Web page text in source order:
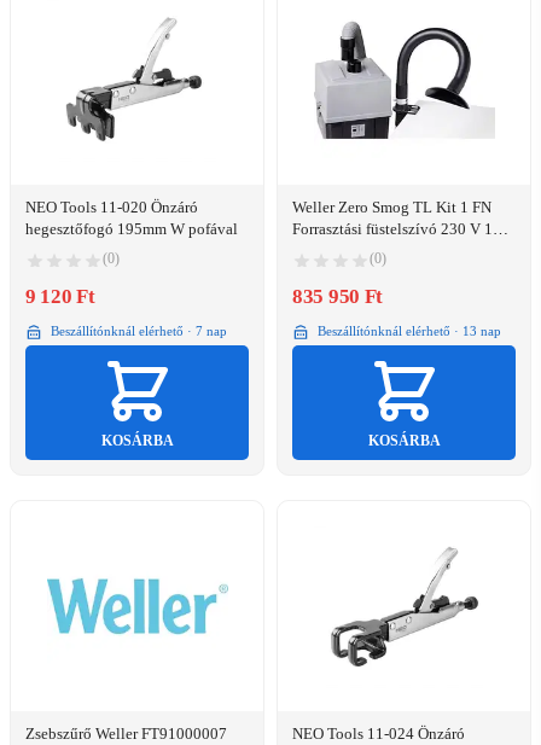
NEO Tools 11-020 Önzáró
hegesztőfogó 195mm W pofával
(0)
9 120 Ft
Beszállítónknál elérhető · 7 nap
KOSÁRBA
Weller Zero Smog TL Kit 1 FN
Forrasztási füstelszívó 230 V 120
W 190 m3/óra
(0)
835 950 Ft
Beszállítónknál elérhető · 13 nap
KOSÁRBA
Zsebszűrő Weller FT91000007
NEO Tools 11-024 Önzáró